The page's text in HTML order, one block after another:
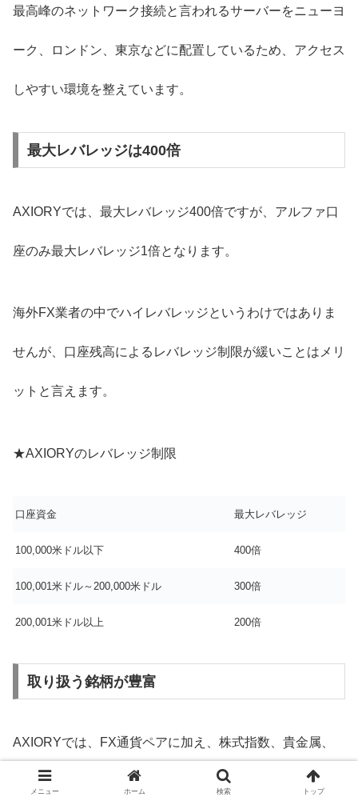
最高峰のネットワーク接続と言われるサーバーをニューヨ
ーク、ロンドン、東京などに配置しているため、アクセス
しやすい環境を整えています。
最大レバレッジは400倍
AXIORYでは、最大レバレッジ400倍ですが、アルファ口
座のみ最大レバレッジ1倍となります。
海外FX業者の中でハイレバレッジというわけではありま
せんが、口座残高によるレバレッジ制限が緩いことはメリ
ットと言えます。
★AXIORYのレバレッジ制限
口座資金 最大レバレッジ
100,000米ドル以下 400倍
100,001米ドル～200,000米ドル 300倍
200,001米ドル以上 200倍
取り扱う銘柄が豊富
AXIORYでは、FX通貨ペアに加え、株式指数、貴金属、
エネルギー、株式、ETFなど、様々な銘柄を取り揃えてい
メニュー ホーム 検索 トップ